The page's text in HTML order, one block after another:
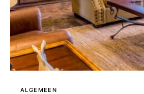
ALGEMEEN